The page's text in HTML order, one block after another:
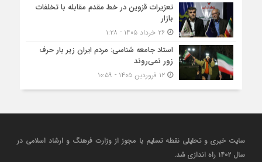
تعزیرات قزوین در خط مقدم مقابله با تخلفات
بازار
۲۶ خرداد ۱۴۰۵ - ۱:۲۸
استاد جامعه شناسی: مردم ایران زیر بار حرف
زور نمی‌روند
۱۲ فروردین ۱۴۰۵ - ۱۰:۵۹
سایت خبری و تحلیلی نقطه تسلیم با مجوز از وزارت فرهنگ و ارشاد اسلامی در
سال ۱۴۰۲ راه اندازی شد.